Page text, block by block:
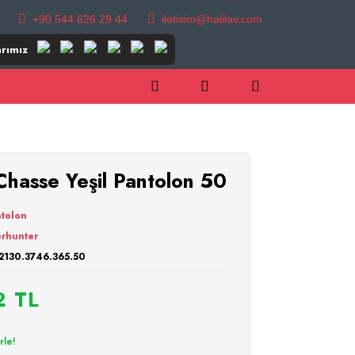
+90 544 626 29 44 iletisim@halilav.com
Yeşil Pantolon 50
TL